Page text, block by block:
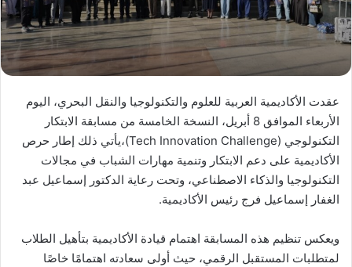
عقدت الأكاديمية العربية للعلوم والتكنولوجيا والنقل البحري، اليوم
الأربعاء الموافق 8 أبريل، النسخة الخامسة من مسابقة الابتكار
التكنولوجي (Tech Innovation Challenge)،يأتي ذلك إطار حرص
الأكاديمية على دعم الابتكار وتنمية مهارات الشباب في مجالات
التكنولوجيا والذكاء الاصطناعي، وتحت رعاية الدكتور إسماعيل عبد
الغفار إسماعيل فرج رئيس الأكاديمية.
ويعكس تنظيم هذه المسابقة اهتمام قيادة الأكاديمية بتأهيل الطلاب
لمتطلبات المستقبل الرقمي، حيث أولى سعادته اهتمامًا خاصًا